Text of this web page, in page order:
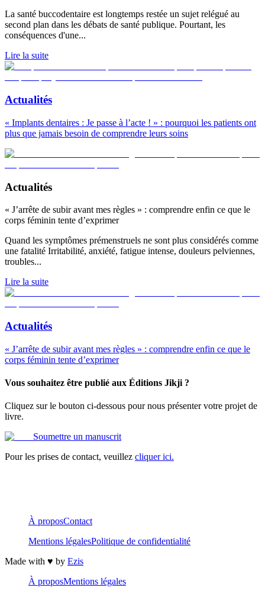
La santé buccodentaire est longtemps restée un sujet relégué au
second plan dans les débats de santé publique. Pourtant, les
conséquences d'une...
Lire la suite
Actualités
« Implants dentaires : Je passe à l’acte ! » : pourquoi les patients ont
plus que jamais besoin de comprendre leurs soins
Actualités
« J’arrête de subir avant mes règles » : comprendre enfin ce que le
corps féminin tente d’exprimer
Quand les symptômes prémenstruels ne sont plus considérés comme
une fatalité Irritabilité, anxiété, fatigue intense, douleurs pelviennes,
troubles...
Lire la suite
Actualités
« J’arrête de subir avant mes règles » : comprendre enfin ce que le
corps féminin tente d’exprimer
Vous souhaitez être publié aux Éditions Jikji ?
Cliquez sur le bouton ci-dessous pour nous présenter votre projet de
livre.
Soumettre un manuscrit
Pour les prises de contact, veuillez cliquer ici.
À proposContact
Mentions légalesPolitique de confidentialité
Made with ♥️ by Ezis
À proposMentions légales